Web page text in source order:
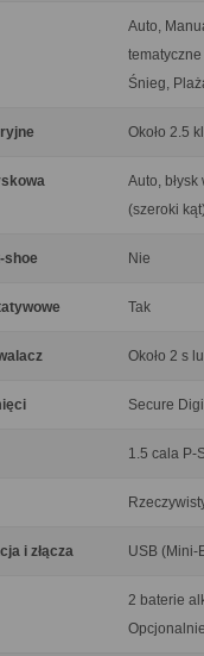
Auto,
Śnieg,
Około 2.5
Auto,
(szeroki
shoe Nie
Tak
Około 2 s
Secure
1.5 cala P-
i złącza USB (Mini-
2 baterie